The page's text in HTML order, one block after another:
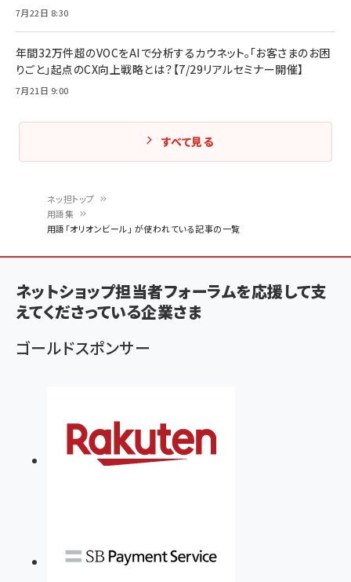
ン
く
ず
ネッ担トップ
用語集
用語「オリオンビール」 が使われている記事の一覧
7月22日 8:30
年間32万件超のVOCをAIで分析するカウネット。「お客さまのお困
りごと」起点のCX向上戦略とは？【7/29リアルセミナー開催】
7月21日 9:00
すべて見る
ネットショップ担当者フォーラムを応援して支
えてくださっている企業さま
ゴールドスポンサー